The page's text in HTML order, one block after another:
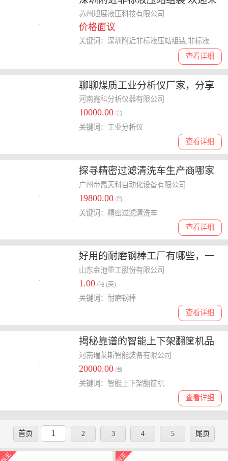
电 苏州旭展液压科技供应
苏州旭展液压科技有限公司
价格面议
查看详细
聊聊煤质工业分析仪厂家，分享
靠谱品牌的选购指南
河南鑫科分析仪器有限公司
10000.00 /台
查看详细
关键词：工业分析仪
探寻精密过滤清洗车生产商哪家
好，这些品牌可关注
广州帝昂天科自动化设备有限公司
19800.00 /台
查看详细
关键词：精密过滤清洗车
好用的耐磨钢棒工厂有哪些，一
起来探寻靠谱之选
山东金池重工股份有限公司
1.00 /吨 (英)
查看详细
关键词：耐磨钢棒
揭秘靠谱的智能上下架翻筐机品
牌，选购注意什么
河南瑞莱斯智能装备有限公司
20000.00 /台
查看详细
关键词：智能上下架翻筐机
首页 1 2 3 4 5 尾页